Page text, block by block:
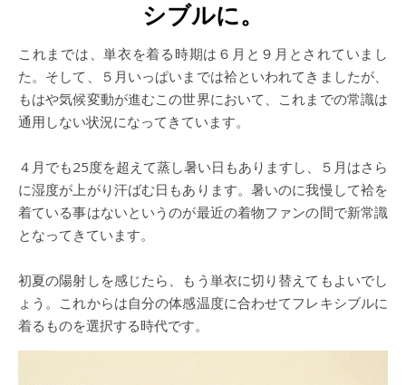
シブルに。
これまでは、単衣を着る時期は６月と９月とされていまし
た。そして、５月いっぱいまでは袷といわれてきましたが、
もはや気候変動が進むこの世界において、これまでの常識は
通用しない状況になってきています。
４月でも25度を超えて蒸し暑い日もありますし、５月はさら
に湿度が上がり汗ばむ日もあります。暑いのに我慢して袷を
着ている事はないというのが最近の着物ファンの間で新常識
となってきています。
初夏の陽射しを感じたら、もう単衣に切り替えてもよいでし
ょう。これからは自分の体感温度に合わせてフレキシブルに
着るものを選択する時代です。